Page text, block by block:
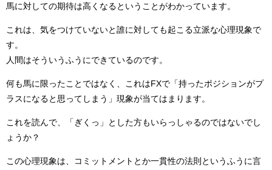
馬に対しての期待は高くなるということがわかっています。
これは、気をつけていないと誰に対しても起こる立派な心理現象で
す。
人間はそういうふうにできているのです。
何も馬に限ったことではなく、これはFXで「持ったポジションがプ
ラスになると思ってしまう」現象が当てはまります。
これを読んで、「ぎくっ」とした方もいらっしゃるのではないでし
ょうか？
この心理現象は、コミットメントとか一貫性の法則というふうに言